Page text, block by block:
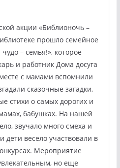
акции «Библионочь –
прошло семейное
– семья!», которое
и работник Дома досуга
с мамами вспомнили
сказочные загадки,
стихи о самых дорогих и
бабушках. На нашей
звучало много смеха и
весело участвовали в
Мероприятие
но еще